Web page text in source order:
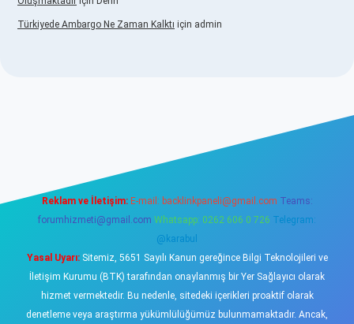
Türkiyede Ambargo Ne Zaman Kalktı için admin
Reklam ve İletişim: E-mail: backlinkpaneli@gmail.com Teams:
forumhizmeti@gmail.com Whatsapp: 0262 606 0 726 Telegram:
@karabul
Yasal Uyarı:Sitemiz, 5651 Sayılı Kanun gereğince Bilgi Teknolojileri ve
İletişim Kurumu (BTK) tarafından onaylanmış bir Yer Sağlayıcı olarak
hizmet vermektedir. Bu nedenle, sitedeki içerikleri proaktif olarak
denetleme veya araştırma yükümlülüğümüz bulunmamaktadır. Ancak,